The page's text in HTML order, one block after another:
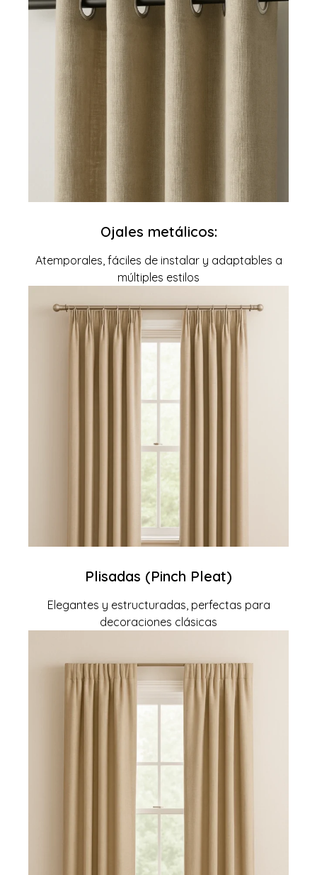
Ojales metálicos:
Atemporales, fáciles de instalar y adaptables a
múltiples estilos
Plisadas (Pinch Pleat)
Elegantes y estructuradas, perfectas para
decoraciones clásicas